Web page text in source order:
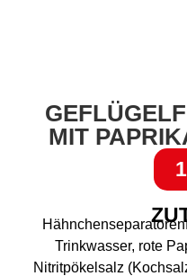
MIT
Trinkwasser, rote
Nitritpökelsalz